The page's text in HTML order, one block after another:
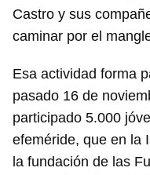
Castro y sus
caminar por el
Esa actividad forma
pasado 16 de
participado 5.000
efeméride, que en la
la fundación de las